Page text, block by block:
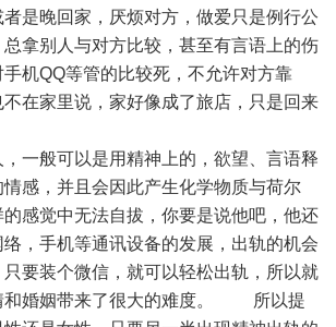
是晚回家，厌烦对方，做爱只是例行公
拿别人与对方比较，甚至有言语上的伤
机QQ等管的比较死，不允许对方靠
在家里说，家好像成了旅店，只是回来
般可以是用精神上的，欲望、言语释
感，并且会因此产生化学物质与荷尔
感觉中无法自拔，你要是说他吧，他还
，手机等通讯设备的发展，出轨的机会
要装个微信，就可以轻松出轨，所以就
婚姻带来了很大的难度。
所以提